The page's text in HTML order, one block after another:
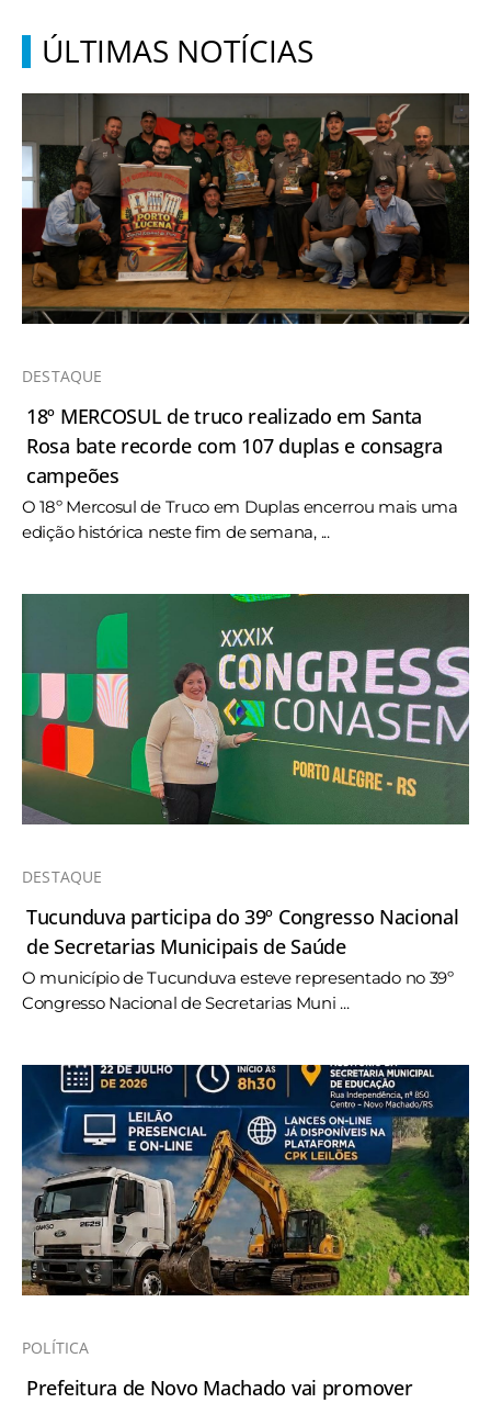
ÚLTIMAS NOTÍCIAS
DESTAQUE
18º MERCOSUL de truco realizado em Santa
Rosa bate recorde com 107 duplas e consagra
campeões
O 18º Mercosul de Truco em Duplas encerrou mais uma
edição histórica neste fim de semana, ...
DESTAQUE
Tucunduva participa do 39º Congresso Nacional
de Secretarias Municipais de Saúde
O município de Tucunduva esteve representado no 39º
Congresso Nacional de Secretarias Muni ...
POLÍTICA
Prefeitura de Novo Machado vai promover